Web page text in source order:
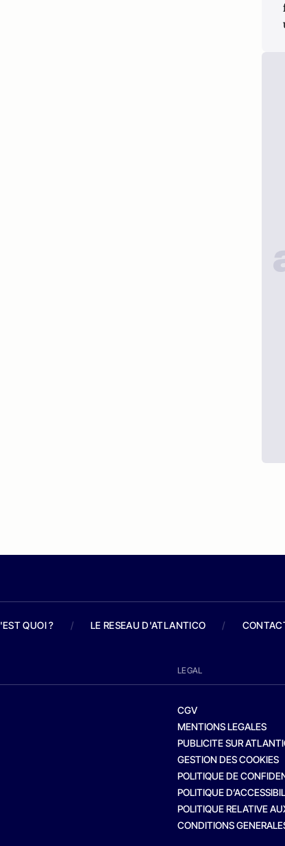
QUOI ? / LE RESEAU D'ATLANTICO /
LEGAL
CGV
MENTIONS LEGALES
PUBLICITE SUR
GESTION DES COOKIES
POLITIQUE DE
POLITIQUE
POLITIQUE RELATIVE
CONDITIONS